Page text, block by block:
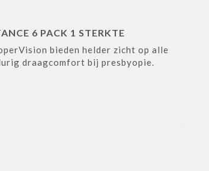
6 PACK 1 STERKTE
bieden helder zicht op alle
draagcomfort bij presbyopie.